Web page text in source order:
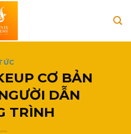
CƠ BẢN
DẪN
TRÌNH